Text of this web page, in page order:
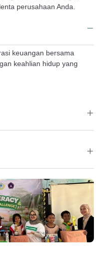
perusahaan Anda.
keuangan bersama
keahlian hidup yang